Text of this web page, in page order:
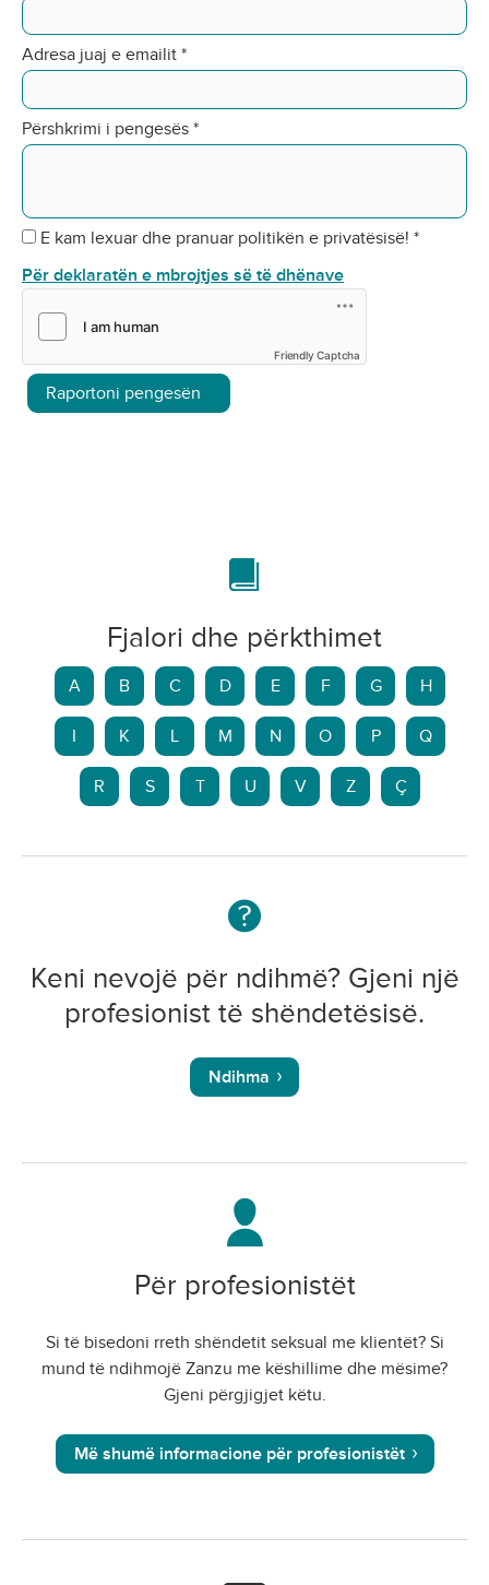
Adresa juaj e emailit *
Përshkrimi i pengesës *
E kam lexuar dhe pranuar politikën e privatësisë! *
Për deklaratën e mbrojtjes së të dhënave
Friendly Captcha
Raportoni pengesën
Fjalori dhe përkthimet
A B C D E F G H
K L M N O P Q
R S T U V Z Ç
Keni nevojë për ndihmë? Gjeni një
profesionist të shëndetësisë.
Ndihma
Për profesionistët
Si të bisedoni rreth shëndetit seksual me klientët? Si
mund të ndihmojë Zanzu me këshillime dhe mësime?
Gjeni përgjigjet këtu.
Më shumë informacione për profesionistët